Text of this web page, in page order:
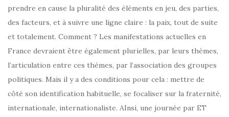
prendre en cause la pluralité des éléments en jeu, des parties,
des facteurs, et à suivre une ligne claire : la paix, tout de suite
et totalement. Comment ? Les manifestations actuelles en
France devraient être également plurielles, par leurs thèmes,
l’articulation entre ces thèmes, par l’association des groupes
politiques. Mais il y a des conditions pour cela : mettre de
côté son identification habituelle, se focaliser sur la fraternité,
internationale, internationaliste. AInsi, une journée par ET